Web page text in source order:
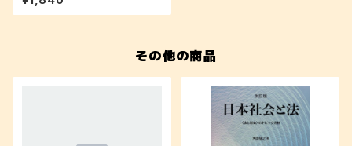
その他の商品